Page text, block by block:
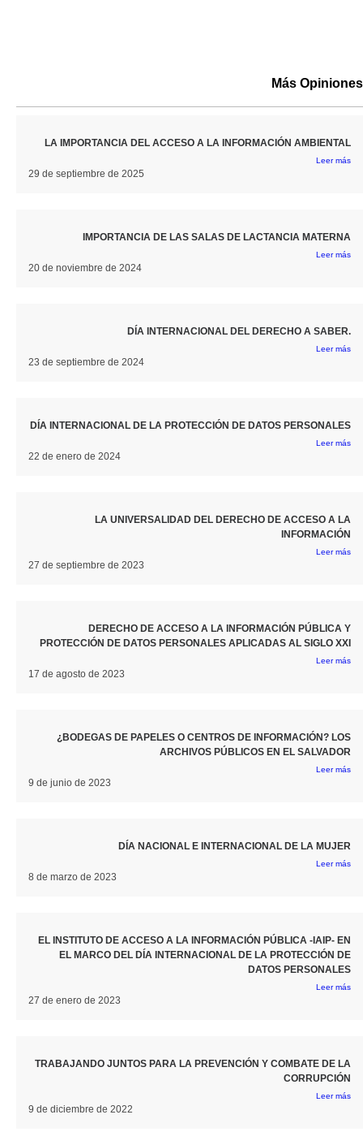
Más Opiniones
LA IMPORTANCIA DEL ACCESO A LA INFORMACIÓN AMBIENTAL
Leer más
29 de septiembre de 2025
IMPORTANCIA DE LAS SALAS DE LACTANCIA MATERNA
Leer más
20 de noviembre de 2024
DÍA INTERNACIONAL DEL DERECHO A SABER.
Leer más
23 de septiembre de 2024
DÍA INTERNACIONAL DE LA PROTECCIÓN DE DATOS PERSONALES
Leer más
22 de enero de 2024
LA UNIVERSALIDAD DEL DERECHO DE ACCESO A LA
INFORMACIÓN
Leer más
27 de septiembre de 2023
DERECHO DE ACCESO A LA INFORMACIÓN PÚBLICA Y
PROTECCIÓN DE DATOS PERSONALES APLICADAS AL SIGLO XXI
Leer más
17 de agosto de 2023
¿BODEGAS DE PAPELES O CENTROS DE INFORMACIÓN? LOS
ARCHIVOS PÚBLICOS EN EL SALVADOR
Leer más
9 de junio de 2023
DÍA NACIONAL E INTERNACIONAL DE LA MUJER
Leer más
8 de marzo de 2023
EL INSTITUTO DE ACCESO A LA INFORMACIÓN PÚBLICA -IAIP- EN
EL MARCO DEL DÍA INTERNACIONAL DE LA PROTECCIÓN DE
DATOS PERSONALES
Leer más
27 de enero de 2023
TRABAJANDO JUNTOS PARA LA PREVENCIÓN Y COMBATE DE LA
CORRUPCIÓN
Leer más
9 de diciembre de 2022